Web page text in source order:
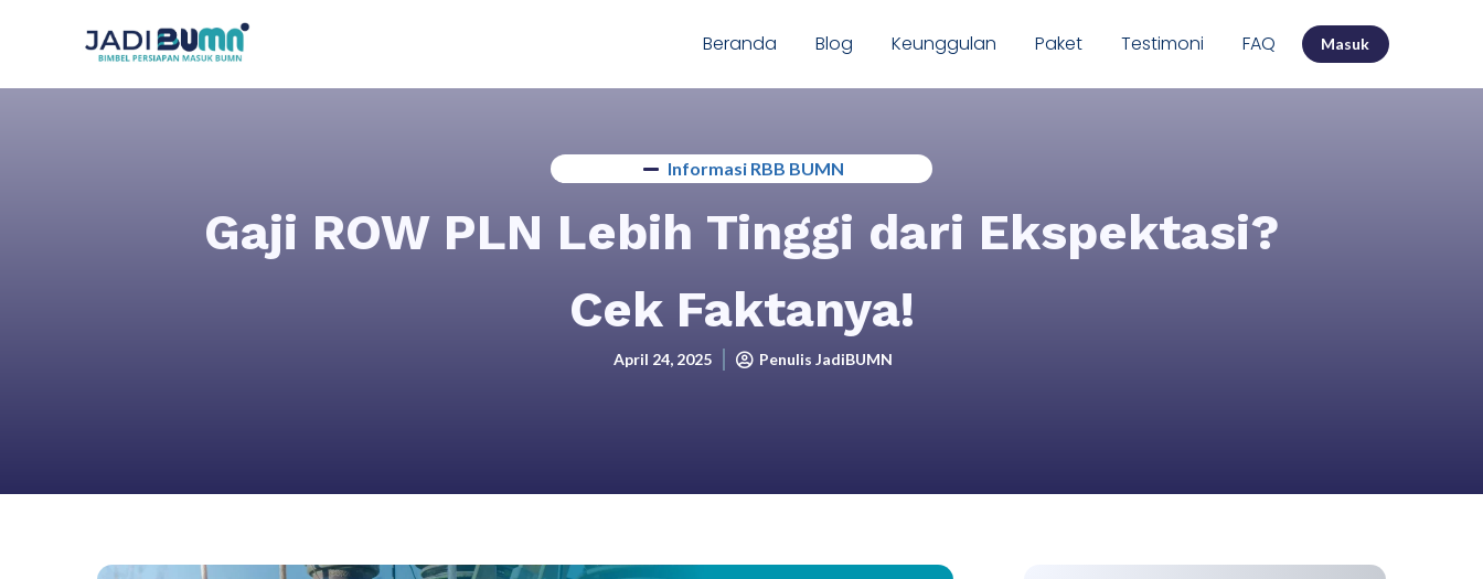
Beranda Blog Keunggulan Paket Testimoni FAQ Masuk
Informasi RBB BUMN
Gaji ROW PLN Lebih Tinggi dari Ekspektasi?
Cek Faktanya!
April 24, 2025 Penulis JadiBUMN